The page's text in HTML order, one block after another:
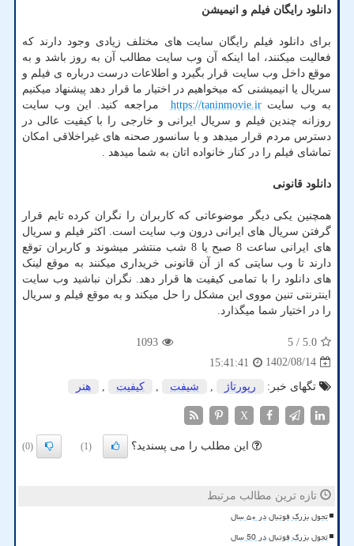
دانلود رایگان فیلم و انیمیشن
برای دانلود فیلم رایگان سایت های مختلف زیادی وجود دارند که
فعالیت میکنند، اما اینکه آن وب سایت مطالب آن به روز باشد و به
موقع داخل وب سایت قرار بگیرد و اطلاعات درست درباره ی فیلم و
سریال یا انیمیشنی که میخواهیم در اختیار ما قرار دهد پیشنهاد میکنیم
به وب سایتhttps://taninmovie.ir مراجعه کنید. این وب سایت
روزانه چندین فیلم و سریال ایرانی و خارجی را با کیفیت عالی در
دسترس مردم قرار میدهد و با سانسور صحنه های غیراخلاقی امکان
تماشای فیلم را در کنار خانواده اتان به شما میدهد .
دانلود قانونی
همچنین یکی دیگر موضوعاتی که کاربران را نگران کرده تایم قرار
گرفتن سریال های ایرانی درون وب سایت است. اکثر فیلم و سریال
های ایرانی ساعت 8 صبح یا 8 شب منتشر میشوند و کاربران توقع
دارند تا وب سایتی که از آن قانونی خریداری میکنند به موقع لینک
های دانلود را با تمامی کیفیت ها قرار دهد. نگران نباشید وب سایت
اینترنتی تنین مووی این مشکل را حل میکند و به موقع فیلم و سریال
را در اختیار شما میگذارد.
5.0
/ 5
1093
1402/08/14
15:41:41
تگهای خبر:
رپورتاژ شیفت كیفیت هنر
X
این مطلب را می پسندید؟ (1)
(0)
تازه ترین مطالب مرتبط
تحول بزرگ فوتبال در ۵۰ سال
تحول بزرگ فوتبال در 50 سال